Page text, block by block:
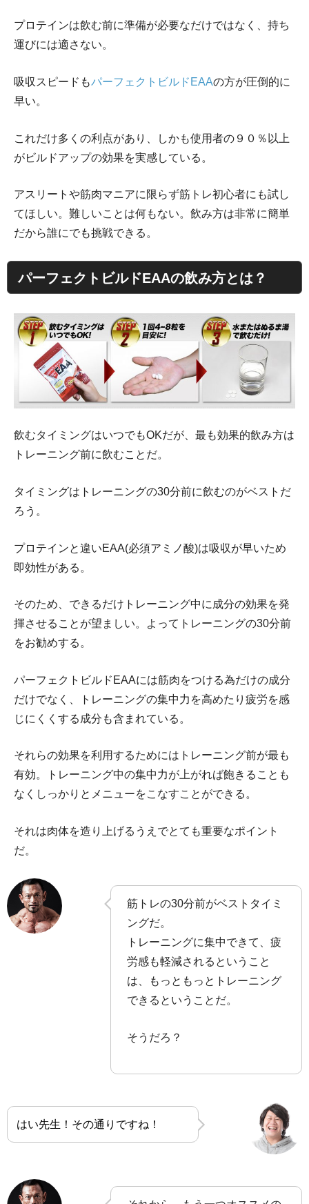
プロテインは飲む前に準備が必要なだけではなく、持ち
運びには適さない。
吸収スピードもパーフェクトビルドEAAの方が圧倒的に
早い。
これだけ多くの利点があり、しかも使用者の９０％以上
がビルドアップの効果を実感している。
アスリートや筋肉マニアに限らず筋トレ初心者にも試し
てほしい。難しいことは何もない。飲み方は非常に簡単
だから誰にでも挑戦できる。
パーフェクトビルドEAAの飲み方とは？
飲むタイミングはいつでもOKだが、最も効果的飲み方は
トレーニング前に飲むことだ。
タイミングはトレーニングの30分前に飲むのがベストだ
ろう。
プロテインと違いEAA(必須アミノ酸)は吸収が早いため
即効性がある。
そのため、できるだけトレーニング中に成分の効果を発
揮させることが望ましい。よってトレーニングの30分前
をお勧めする。
パーフェクトビルドEAAには筋肉をつける為だけの成分
だけでなく、トレーニングの集中力を高めたり疲労を感
じにくくする成分も含まれている。
それらの効果を利用するためにはトレーニング前が最も
有効。トレーニング中の集中力が上がれば飽きることも
なくしっかりとメニューをこなすことができる。
それは肉体を造り上げるうえでとても重要なポイント
だ。
筋トレの30分前がベストタイミ
ングだ。
トレーニングに集中できて、疲
労感も軽減されるということ
は、もっともっとトレーニング
できるということだ。
そうだろ？
はい先生！その通りですね！